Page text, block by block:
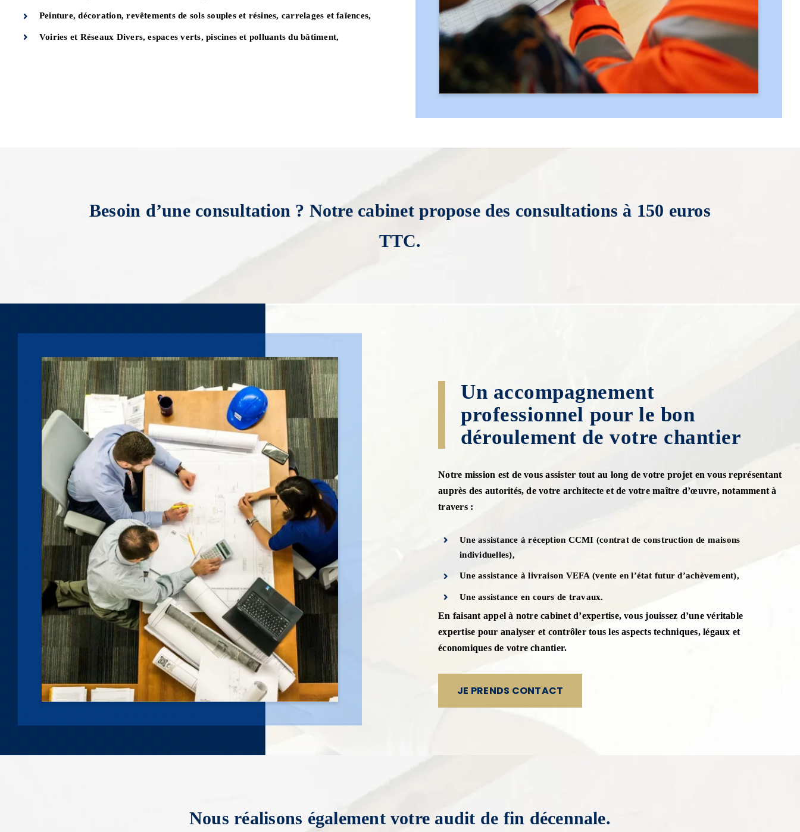
Peinture, décoration, revêtements de sols souples et résines, carrelages et faïences,
Voiries et Réseaux Divers, espaces verts, piscines et polluants du bâtiment,
Besoin d’une consultation ? Notre cabinet propose des consultations à 150 euros
TTC.
Un accompagnement
professionnel pour le bon
déroulement de votre chantier
Notre mission est de vous assister tout au long de votre projet en vous représentant
auprès des autorités, de votre architecte et de votre maître d’œuvre, notamment à
travers :
Une assistance à réception CCMI (contrat de construction de maisons
individuelles),
Une assistance à livraison VEFA (vente en l’état futur d’achèvement),
Une assistance en cours de travaux.
En faisant appel à notre cabinet d’expertise, vous jouissez d’une véritable
expertise pour analyser et contrôler tous les aspects techniques, légaux et
économiques de votre chantier.
JE PRENDS CONTACT
Nous réalisons également votre audit de fin décennale.